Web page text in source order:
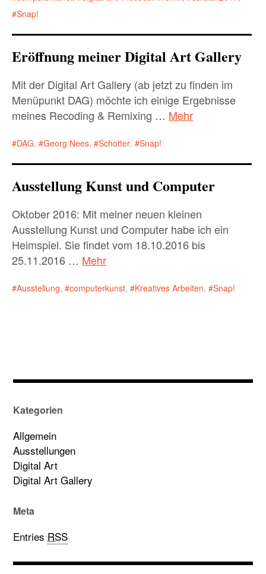
Snap!
Eröffnung meiner Digital Art Gallery
Mit der Digital Art Gallery (ab jetzt zu finden im
Menüpunkt DAG) möchte ich einige Ergebnisse
meines Recoding & Remixing … Mehr
DAG, Georg Nees, Schotter, Snap!
Ausstellung Kunst und Computer
Oktober 2016: Mit meiner neuen kleinen
Ausstellung Kunst und Computer habe ich ein
Heimspiel. Sie findet vom 18.10.2016 bis
25.11.2016 … Mehr
Ausstellung, computerkunst, Kreatives Arbeiten, Snap!
Kategorien
Allgemein
Ausstellungen
Digital Art
Digital Art Gallery
Meta
Entries RSS